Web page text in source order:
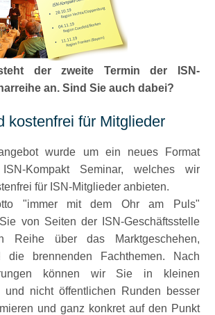
der zweite Termin der ISN-
an. Sind Sie auch dabei?
kostenfrei für Mitglieder
wurde um ein neues Format
Kompakt Seminar, welches wir
für ISN-Mitglieder anbieten.
immer mit dem Ohr am Puls
von Seiten der ISN-Geschäftsstelle
Reihe über das Marktgeschehen,
die brennenden Fachthemen. Nach
können wir Sie in kleinen
und nicht öffentlichen Runden besser
und ganz konkret auf den Punkt